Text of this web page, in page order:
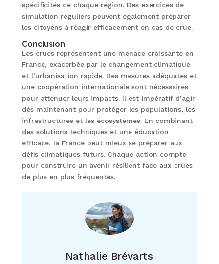
spécificités de chaque région. Des exercices de
simulation réguliers peuvent également préparer
les citoyens à réagir efficacement en cas de crue.
Conclusion
Les crues représentent une menace croissante en
France, exacerbée par le changement climatique
et l’urbanisation rapide. Des mesures adéquates et
une coopération internationale sont nécessaires
pour atténuer leurs impacts. Il est impératif d’agir
dès maintenant pour protéger les populations, les
infrastructures et les écosystèmes. En combinant
des solutions techniques et une éducation
efficace, la France peut mieux se préparer aux
défis climatiques futurs. Chaque action compte
pour construire un avenir résilient face aux crues
de plus en plus fréquentes.
Nathalie Brévarts